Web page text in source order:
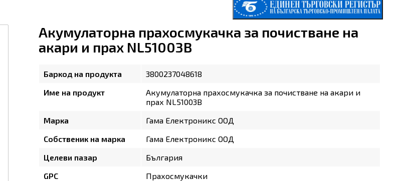
Акумулаторна прахосмукачка за почистване на
акари и прах NL51003B
Баркод на продукта
3800237048618
Име на продукт
Акумулаторна прахосмукачка за почистване на акари и
прах NL51003B
Марка
Гама Електроникс ООД
Собственик на марка
Гама Електроникс ООД
Целеви пазар
България
GPC
Прахосмукачки